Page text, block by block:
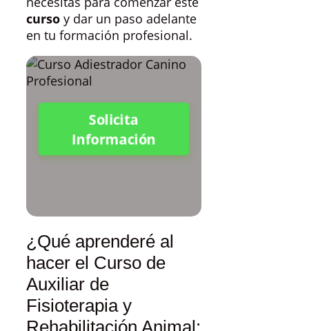
curso y dar un paso adelante
en tu formación profesional.
Solicita
Información
¿Qué aprenderé al
hacer el Curso de
Auxiliar de
Fisioterapia y